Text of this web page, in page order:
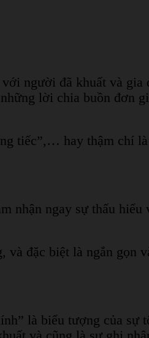
người đã khuất và gia
lời chia buồn đơn
tiếc”,… hay thậm chí
nhận ngay sự thấu hiểu
đặc biệt là ngắn gọn
là biểu tượng của sự